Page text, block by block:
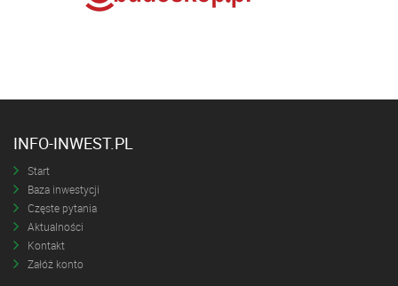
INFO-INWEST.PL
Start
Baza inwestycji
Częste pytania
Aktualności
Kontakt
Załóż konto